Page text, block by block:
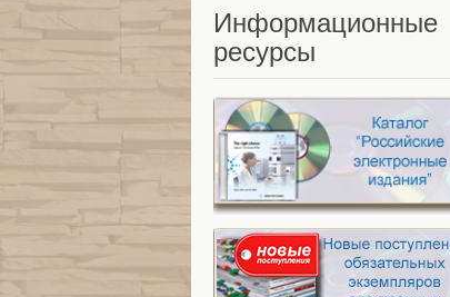
Информационные
ресурсы